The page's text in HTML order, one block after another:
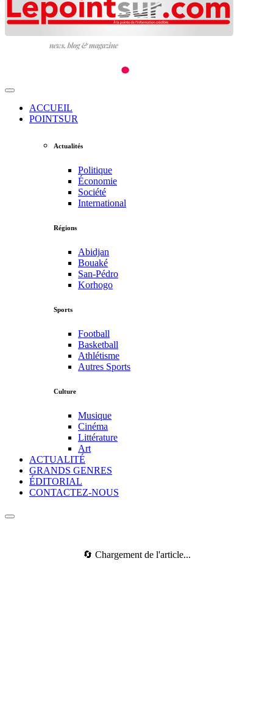
ACCUEIL
POINTSUR
Actualités
Politique
Économie
Société
International
Régions
Abidjan
Bouaké
San-Pédro
Korhogo
Sports
Football
Basketball
Athlétisme
Autres Sports
Culture
Musique
Cinéma
Littérature
Art
ACTUALITÉ
GRANDS GENRES
ÉDITORIAL
CONTACTEZ-NOUS
🔄 Chargement de l'article...